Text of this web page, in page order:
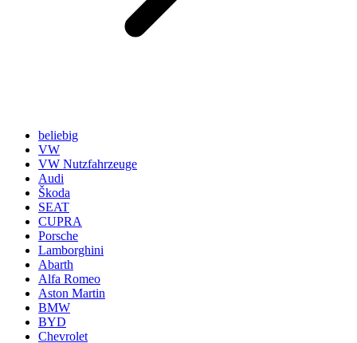
beliebig
VW
VW Nutzfahrzeuge
Audi
Škoda
SEAT
CUPRA
Porsche
Lamborghini
Abarth
Alfa Romeo
Aston Martin
BMW
BYD
Chevrolet